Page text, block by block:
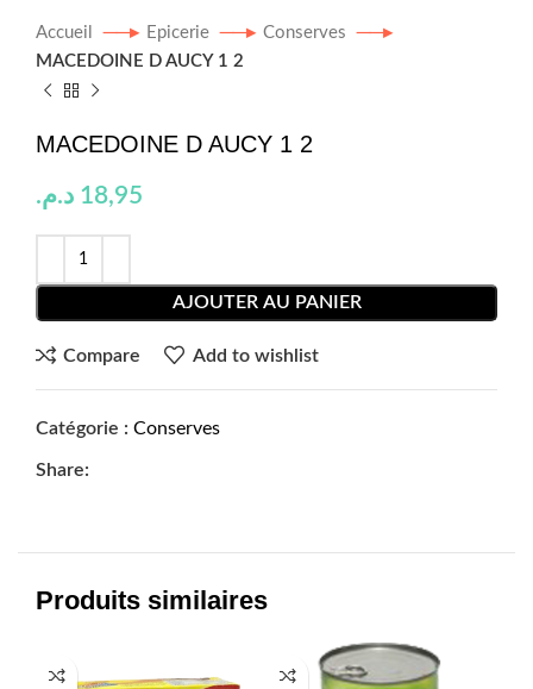
Accueil Epicerie
Conserves
MACEDOINE D AUCY 1 2
MACEDOINE D AUCY 1 2
18,95 د.م.
AJOUTER AU PANIER
Compare Add to wishlist
Catégorie : Conserves
Share:
Produits similaires